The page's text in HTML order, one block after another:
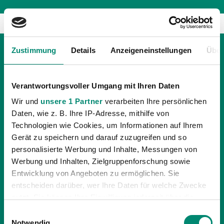
Zustimmung Details Anzeigeneinstellungen
Verantwortungsvoller Umgang mit Ihren Daten
Wir und unsere 1 Partner verarbeiten Ihre persönlichen
Daten, wie z. B. Ihre IP-Adresse, mithilfe von
Technologien wie Cookies, um Informationen auf Ihrem
Gerät zu speichern und darauf zuzugreifen und so
personalisierte Werbung und Inhalte, Messungen von
Werbung und Inhalten, Zielgruppenforschung sowie
Entwicklung von Angeboten zu ermöglichen. Sie
entscheiden darüber, wer Ihre Daten für welche Zwecke
Trigger Symbol ändern oder widerrufen
23.12.2009| UNKATEGORISIERT